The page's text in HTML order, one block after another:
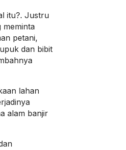
itu?. Justru
meminta
petani,
dan bibit
lahan
alam banjir